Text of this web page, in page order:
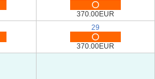
370.00EUR
29
370.00EUR